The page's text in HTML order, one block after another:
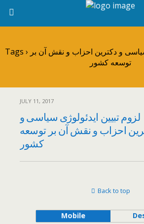
Tags › لزوم تبیین ایدئولوژی سیاسی و دکترین احزاب و نقش آن بر
توسعه کشور
JULY 11, 2017
لزوم تبیین ایدئولوژی سیاسی و
احزاب و نقش آن بر توسعه
کشور
Back to top
Mobile